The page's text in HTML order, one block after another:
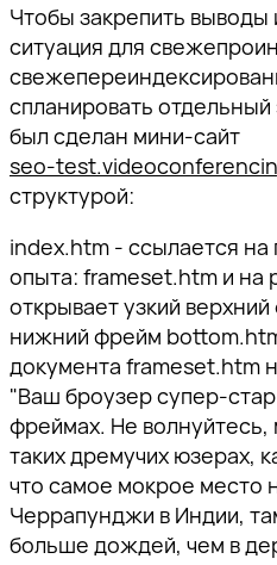
Чтобы закрепить выводы
ситуация для
спланировать
был сделан мини-сайт
seo-
структурой:
index.htm - ссылается
опыта: frameset.htm и на
открывает узкий
нижний фрейм
документа frameset.htm
"Ваш броузер супер-
фреймах. Не волнуйтесь,
таких дремучих юзерах,
что самое мокрое место
Черрапунджи в Индии,
больше дождей, чем в